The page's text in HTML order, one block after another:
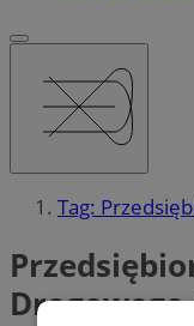
Tag:
Drogowego